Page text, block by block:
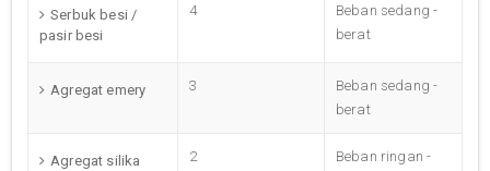
Serbuk besi /
pasir besi
4
Beban sedang -
berat
Agregat emery 3
Beban sedang -
berat
Agregat silika 2
Beban ringan -